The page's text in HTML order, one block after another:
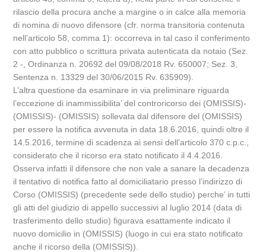
rilascio della procura anche a margine o in calce alla memoria
di nomina di nuovo difensore (cfr. norma transitoria contenuta
nell’articolo 58, comma 1): occorreva in tal caso il conferimento
con atto pubblico o scrittura privata autenticata da notaio (Sez.
2 -, Ordinanza n. 20692 del 09/08/2018 Rv. 650007; Sez. 3,
Sentenza n. 13329 del 30/06/2015 Rv. 635909).
L’altra questione da esaminare in via preliminare riguarda
l’eccezione di inammissibilita’ del controricorso dei (OMISSIS)-
(OMISSIS)- (OMISSIS) sollevata dal difensore del (OMISSIS)
per essere la notifica avvenuta in data 18.6.2016, quindi oltre il
14.5.2016, termine di scadenza ai sensi dell’articolo 370 c.p.c.,
considerato che il ricorso era stato notificato il 4.4.2016.
Osserva infatti il difensore che non vale a sanare la decadenza
il tentativo di notifica fatto al domiciliatario presso l’indirizzo di
Corso (OMISSIS) (precedente sede dello studio) perche’ in tutti
gli atti del giudizio di appello successivi al luglio 2014 (data di
trasferimento dello studio) figurava esattamente indicato il
nuovo domicilio in (OMISSIS) (luogo in cui era stato notificato
anche il ricorso della (OMISSIS)).